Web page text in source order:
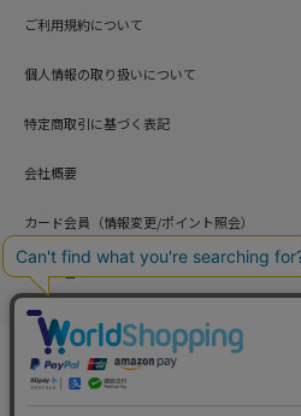
ご利用規約について
個人情報の取り扱いについて
特定商取引に基づく表記
会社概要
カード会員（情報変更/ポイント照会）